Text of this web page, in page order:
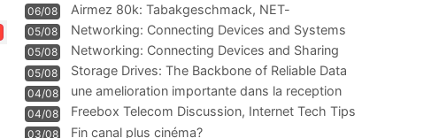
06/08
Airmez 80k: Tabakgeschmack, NET-
Technologie und Leistung im
05/08 Networking: Connecting Devices and Systems
05/08
Networking: Connecting Devices and Sharing
Information
05/08
Storage Drives: The Backbone of Reliable Data
Management
04/08
une amelioration importante dans la reception
WIFI
04/08
Freebox Telecom Discussion, Internet Tech Tips
Communi
03/08 Fin canal plus cinéma?